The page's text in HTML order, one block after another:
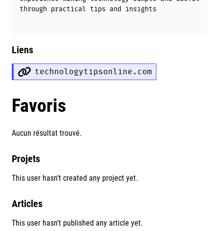
through practical tips and insights
Liens
technologytipsonline.com
Favoris
Aucun résultat trouvé.
Projets
This user hasn't created any project yet.
Articles
This user hasn't published any article yet.